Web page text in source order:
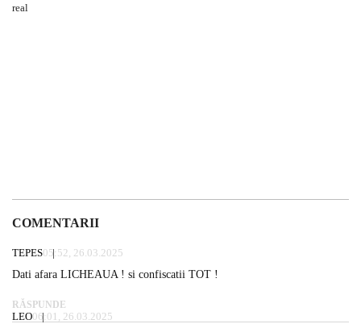
COMENTARII
TEPES05:52, 26.03.2025
Dati afara LICHEAUA ! si confiscatii TOT !
RĂSPUNDE
LEO06:01, 26.03.2025